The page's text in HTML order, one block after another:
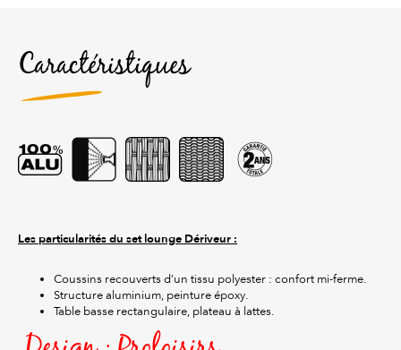
Caractéristiques
Les particularités du set lounge Dériveur :
Coussins recouverts d’un tissu polyester : confort mi-ferme.
Structure aluminium, peinture époxy.
Table basse rectangulaire, plateau à lattes.